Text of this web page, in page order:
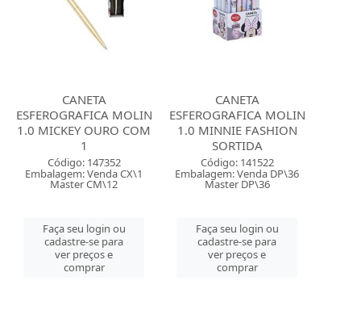
CANETA
ESFEROGRAFICA MOLIN
1.0 MICKEY OURO COM
1
Código: 147352
Embalagem: Venda CX\1
Master CM\12
Faça seu login ou
cadastre-se para
ver preços e
comprar
CANETA
ESFEROGRAFICA MOLIN
1.0 MINNIE FASHION
SORTIDA
Código: 141522
Embalagem: Venda DP\36
Master DP\36
Faça seu login ou
cadastre-se para
ver preços e
comprar